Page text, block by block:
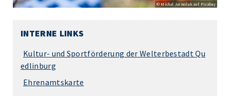
© Michal Jarmoluk auf Pixabay
INTERNE LINKS
Kultur- und Sportförderung der Welterbestadt Qu
edlinburg
Ehrenamtskarte